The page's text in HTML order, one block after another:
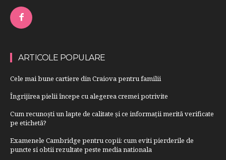
ARTICOLE POPULARE
Cele mai bune cartiere din Craiova pentru familii
Îngrijirea pielii începe cu alegerea cremei potrivite
Cum recunoști un lapte de calitate și ce informații merită verificate
pe etichetă?
Examenele Cambridge pentru copii: cum eviti pierderile de
puncte si obtii rezultate peste media nationala